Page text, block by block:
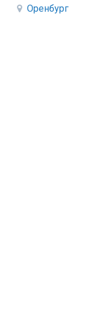
Оренбург